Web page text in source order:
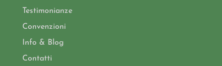
Testimonianze
Convenzioni
Info & Blog
Contatti